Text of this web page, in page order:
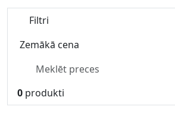
0 produkti
Filtri